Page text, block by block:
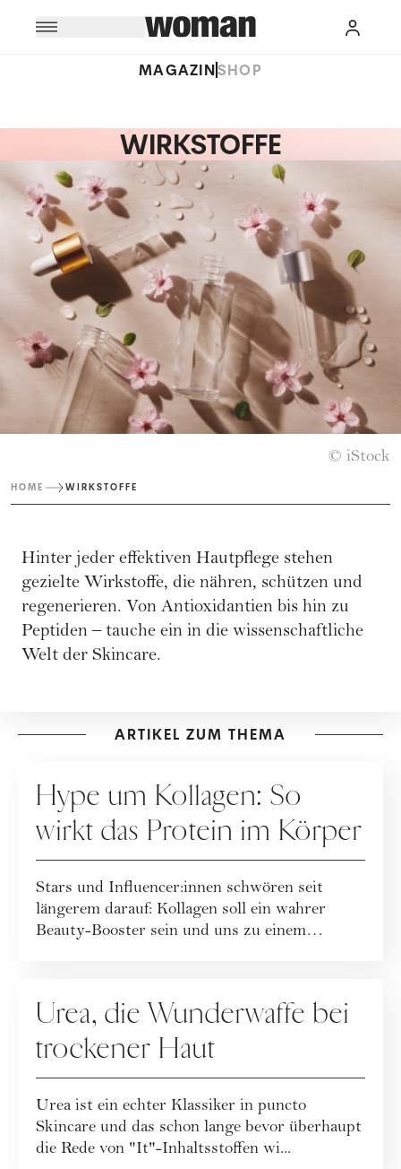
MAGAZINSHOP
WIRKSTOFFE
© iStock
HOME WIRKSTOFFE
Hinter jeder effektiven Hautpflege stehen
gezielte Wirkstoffe, die nähren, schützen und
regenerieren. Von Antioxidantien bis hin zu
Peptiden – tauche ein in die wissenschaftliche
Welt der Skincare.
ARTIKEL ZUM THEMA
Hype um Kollagen: So
wirkt das Protein im Körper
Stars und Influencer:innen schwören seit
längerem darauf: Kollagen soll ein wahrer
Beauty-Booster sein und uns zu einem
Urea, die Wunderwaffe bei
trockener Haut
Urea ist ein echter Klassiker in puncto
Skincare und das schon lange bevor überhaupt
die Rede von "It"-Inhaltsstoffen wi...